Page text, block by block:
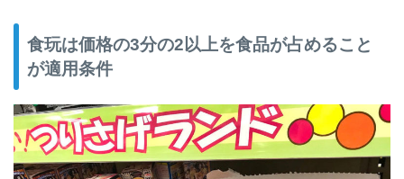
食玩は価格の3分の2以上を食品が占めること
が適用条件